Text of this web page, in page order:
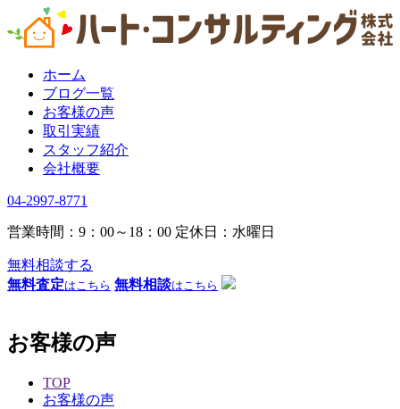
ホーム
ブログ一覧
お客様の声
取引実績
スタッフ紹介
会社概要
04-2997-8771
営業時間：9：00～18：00 定休日：水曜日
無料相談する
無料査定はこちら 無料相談はこちら
お客様の声
TOP
お客様の声